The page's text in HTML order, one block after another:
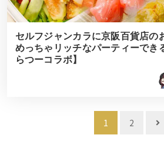
セルフジャンカラに京阪百貨店の
めっちゃリッチなパーティーでき
らつーコラボ】
1 2